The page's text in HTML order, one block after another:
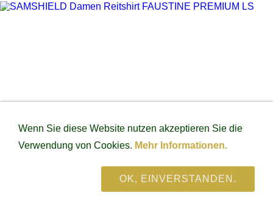
Wenn Sie diese Website nutzen akzeptieren Sie die
Verwendung von Cookies. Mehr Informationen.
OK, EINVERSTANDEN.